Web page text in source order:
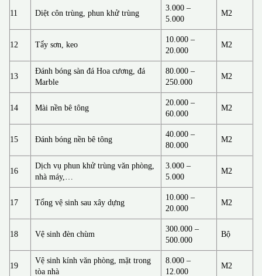
11 Diệt côn trùng, phun khử trùng
3.000 –
5.000
M2
12 Tẩy sơn, keo
10.000 –
20.000
M2
13
Đánh bóng sàn đá Hoa cương, đá
Marble
80.000 –
250.000
M2
14 Mài nền bê tông
20.000 –
60.000
M2
15 Đánh bóng nền bê tông
40.000 –
80.000
M2
16
Dịch vụ phun khử trùng văn phòng,
nhà máy,…
3.000 –
5.000
M2
17 Tổng vệ sinh sau xây dựng
10.000 –
20.000
M2
18 Vệ sinh đèn chùm
300.000 –
500.000
Bộ
19
Vệ sinh kính văn phòng, mặt trong
tòa nhà
8.000 –
12.000
M2